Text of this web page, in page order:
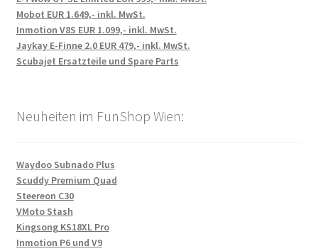
Mobot EUR 1.649,- inkl. MwSt.
Inmotion V8S EUR 1.099,- inkl. MwSt.
Jaykay E-Finne 2.0 EUR 479,- inkl. MwSt.
Scubajet Ersatzteile und Spare Parts
Neuheiten im FunShop Wien:
Waydoo Subnado Plus
Scuddy Premium Quad
Steereon C30
VMoto Stash
Kingsong KS18XL Pro
Inmotion P6 und V9